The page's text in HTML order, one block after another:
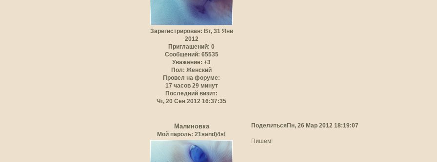
Зарегистрирован: Вт, 31 Янв
2012
Приглашений: 0
Сообщений: 65535
Уважение: +3
Пол: Женский
Провел на форуме:
17 часов 29 минут
Последний визит:
Чт, 20 Сен 2012 16:37:35
Поделиться Пн, 26 Мар 2012 18:19:07
Малиновка
Мой пароль: 21sand)4s!
Пишем!